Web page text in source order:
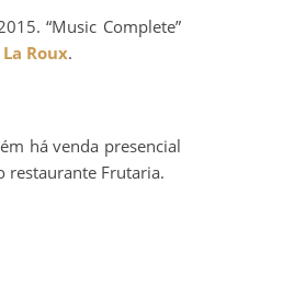
“Music Complete”
La Roux.
há venda presencial
restaurante Frutaria.